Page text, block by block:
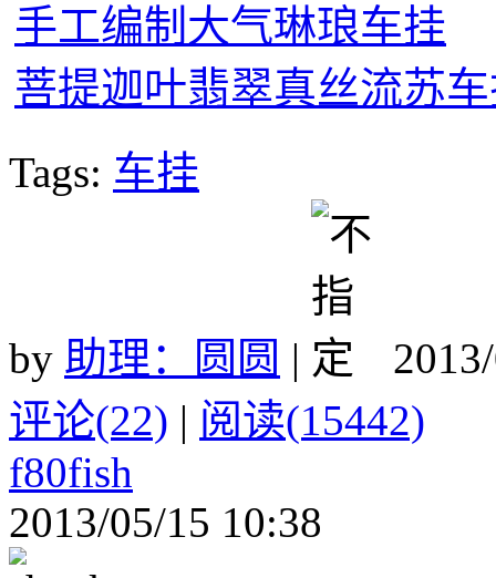
手工编制大气琳琅车挂
菩提迦叶翡翠真丝流苏
Tags: 车挂
by 助理：圆圆 |
评论(22) | 阅读(15442)
f80fish
2013/05/15 10:38